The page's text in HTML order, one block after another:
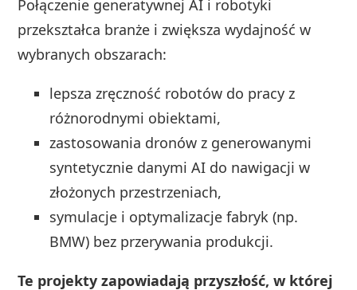
Połączenie generatywnej AI i robotyki
przekształca branże i zwiększa wydajność w
wybranych obszarach:
lepsza zręczność robotów do pracy z
różnorodnymi obiektami,
zastosowania dronów z generowanymi
syntetycznie danymi AI do nawigacji w
złożonych przestrzeniach,
symulacje i optymalizacje fabryk (np.
BMW) bez przerywania produkcji.
Te projekty zapowiadają przyszłość, w której